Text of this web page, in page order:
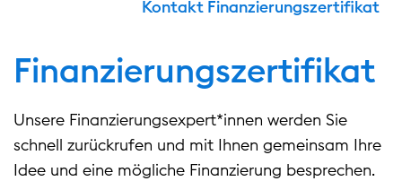
Kontakt Finanzierungszertifikat
Finanzierungs­zertifikat
Unsere Finanzierungsexpert*innen werden Sie
schnell zurückrufen und mit Ihnen gemeinsam Ihre
Idee und eine mögliche Finanzierung besprechen.